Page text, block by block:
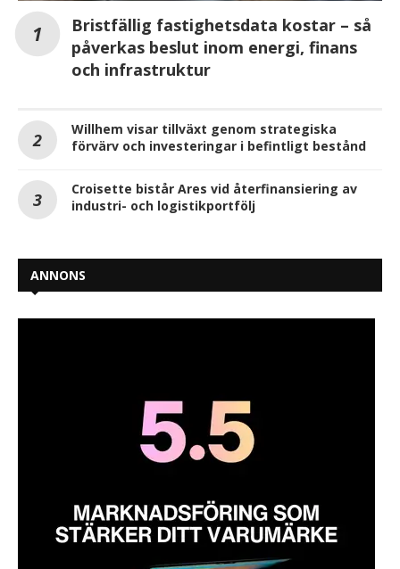
Bristfällig fastighetsdata kostar – så
påverkas beslut inom energi, finans
och infrastruktur
Willhem visar tillväxt genom strategiska
förvärv och investeringar i befintligt bestånd
Croisette bistår Ares vid återfinansiering av
industri- och logistikportfölj
ANNONS